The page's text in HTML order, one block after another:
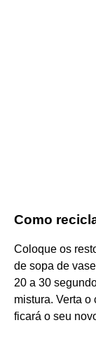
Como
Coloque os
de sopa de
20 a 30
mistura. Verta
ficará o seu